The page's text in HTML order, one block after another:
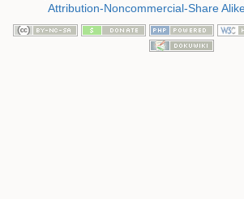
Attribution-Noncommercial-Share